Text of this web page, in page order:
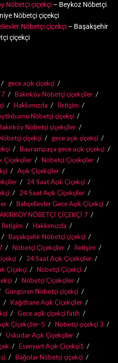
Nöbetçi çiçekçi – Beykoz Nöbetçi
Nöbetçi çiçekçi
Nöbetçi çiçekçi– Başakşehir
çiçekçi
gece açık çiçekçi
7
Bakırköy Nöbetçi çiçekçiler
Hakkımızda
İletişim
Nöbetçi çiçekçi
Nöbetçi çiçekçiler
çiçekçi
gece açık çiçekçi
Bayrampaşa gece açık çiçekçi
Çiçekçiler
Nöbetçi Çiçekçiler
Açık Çiçekçiler
24 Saat Açık Çiçekçi
24 Saat Açık Çiçekçiler
Bahçelievler Gece Açık Çiçekçi
NÖBETÇİ ÇİÇEKÇİ 7
İletişim
Hakkımızda
Başakşehir Nöbetçi çiçekçi
Nöbetçi Çiçekçiler
İletişim
24 Saat Açık Çiçekçiler
Çiçekçi
Nöbetçi Çiçekçi
Nöbetçi Çiçekçiler
Güngören Nöbetçi çiçekçi
Kağıthane Açık Çiçekçiler
Gece açik çiçekçi fatih
Çiçekçiler-5
Nöbetçi çiçekçi 3
Üsküdar Açık Çiçekçiler
Esenyurt Açık Çiçekçi1
Bağcılar Nöbetçi çiçekçi